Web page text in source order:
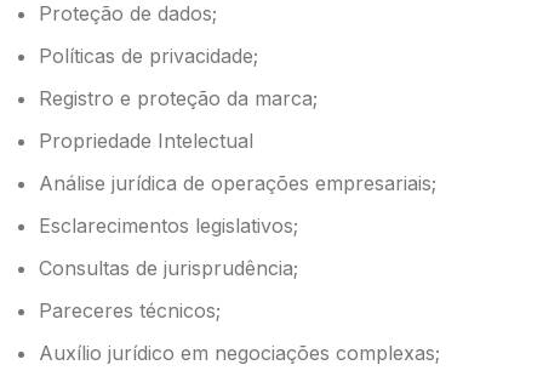
Proteção de dados;
Políticas de privacidade;
Registro e proteção da marca;
Propriedade Intelectual
Análise jurídica de operações empresariais;
Esclarecimentos legislativos;
Consultas de jurisprudência;
Pareceres técnicos;
Auxílio jurídico em negociações complexas;